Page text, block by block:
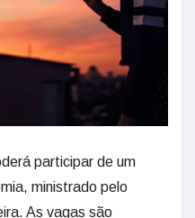
participar de um
ministrado pelo
As vagas são